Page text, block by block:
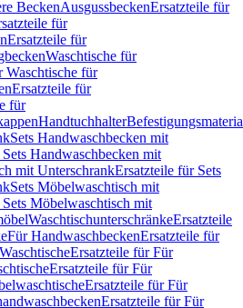
BeckenAusgussbeckenErsatzteile für
für
Ersatzteile für
Waschtische für
Waschtische für
Ersatzteile für
für
Handtuchhalter
Sets Handwaschbecken mit
Handwaschbecken mit
mit UnterschrankErsatzteile für Sets
Sets Möbelwaschtisch mit
Möbelwaschtisch mit
WaschtischunterschränkeErsatzteile
Für HandwaschbeckenErsatzteile für
Ersatzteile für Für
Ersatzteile für Für
Ersatzteile für Für
Ersatzteile für Für